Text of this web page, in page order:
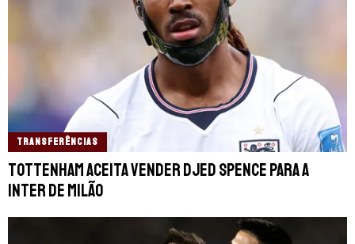
TRANSFERÊNCIAS
Tottenham aceita vender Djed Spence para a
Inter de Milão